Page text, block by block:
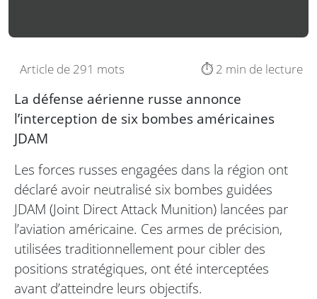
Article de 291 mots ⏱️ 2 min de lecture
La défense aérienne russe annonce
l’interception de six bombes américaines
JDAM
Les forces russes engagées dans la région ont
déclaré avoir neutralisé six bombes guidées
JDAM (Joint Direct Attack Munition) lancées par
l’aviation américaine. Ces armes de précision,
utilisées traditionnellement pour cibler des
positions stratégiques, ont été interceptées
avant d’atteindre leurs objectifs.